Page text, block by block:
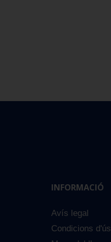
INFORMACIÓ
Avís legal
Condicions d'ús